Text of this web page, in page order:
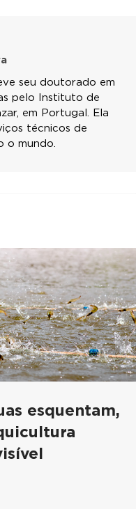
seu doutorado em
pelo Instituto de
em Portugal. Ela
técnicos de
o mundo.
esquentam,